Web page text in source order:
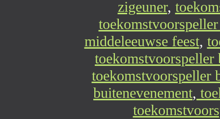
zigeuner,
middeleeuwse feest,
toekomstvoorspeller
toekomstvoorspeller
buitenevenement,